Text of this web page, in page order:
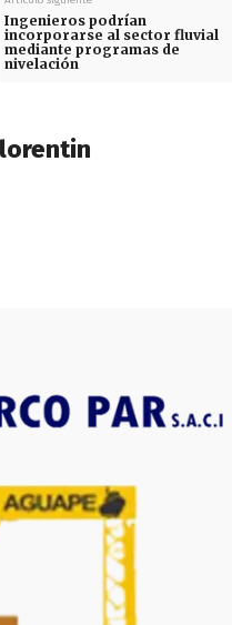
Ingenieros podrían
incorporarse al sector fluvial
mediante programas de
nivelación